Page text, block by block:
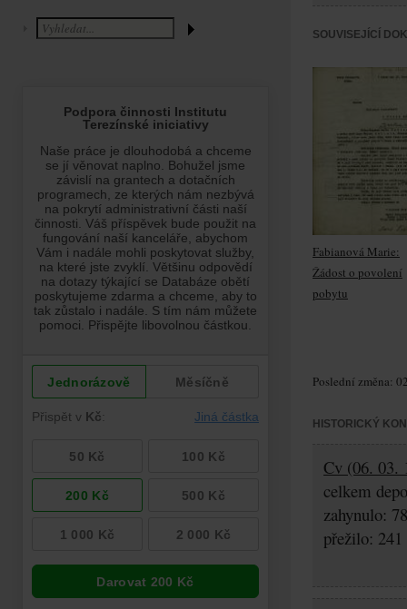
SOUVISEJÍCÍ
Fabianová Marie:
Žádost o povolení
pobytu
Poslední změna:
HISTORICKÝ
Cv (06. 03.
celkem
zahynulo:
přežilo: 241